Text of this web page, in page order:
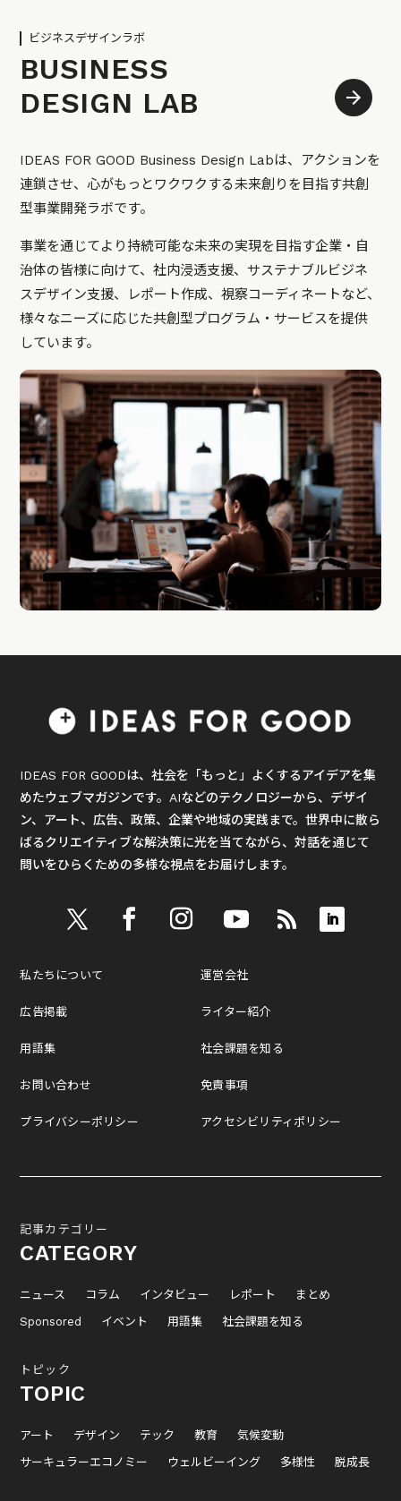
ビジネスデザインラボ
BUSINESS
DESIGN LAB
IDEAS FOR GOOD Business Design Labは、アクションを
連鎖させ、心がもっとワクワクする未来創りを目指す共創
型事業開発ラボです。
事業を通じてより持続可能な未来の実現を目指す企業・自
治体の皆様に向けて、社内浸透支援、サステナブルビジネ
スデザイン支援、レポート作成、視察コーディネートなど、
様々なニーズに応じた共創型プログラム・サービスを提供
しています。
IDEAS FOR GOODは、社会を「もっと」よくするアイデアを集
めたウェブマガジンです。AIなどのテクノロジーから、デザイ
ン、アート、広告、政策、企業や地域の実践まで。世界中に散ら
ばるクリエイティブな解決策に光を当てながら、対話を通じて
問いをひらくための多様な視点をお届けします。
私たちについて
広告掲載
用語集
お問い合わせ
プライバシーポリシー
運営会社
ライター紹介
社会課題を知る
免責事項
アクセシビリティポリシー
記事カテゴリー
CATEGORY
ニュース コラム インタビュー レポート
まとめ
Sponsored
イベント 用語集 社会課題を知る
トピック
TOPIC
アート デザイン テック 教育
気候変動
サーキュラーエコノミー
ウェルビーイング 多様性 脱成長